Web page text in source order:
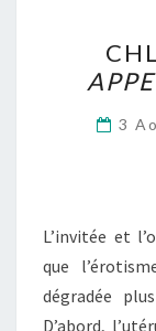
3
L’invitée et
que
dégradée
D’abord,